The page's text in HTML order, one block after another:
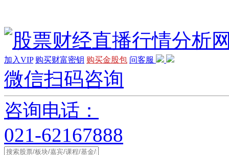
加入VIP 购买财富密钥 购买金股包 问客服
微信扫码咨询
咨询电话：
021-62167888